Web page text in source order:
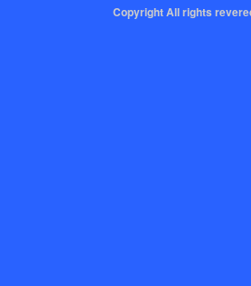
Copyright All rights